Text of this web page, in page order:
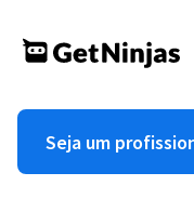
Seja um